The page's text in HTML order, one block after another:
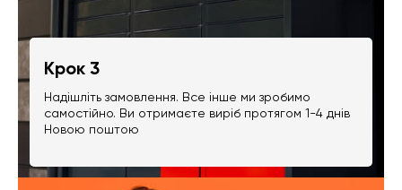
Крок 3
Надішліть замовлення. Все інше ми зробимо
самостійно. Ви отримаєте виріб протягом 1-4 днів
Новою поштою